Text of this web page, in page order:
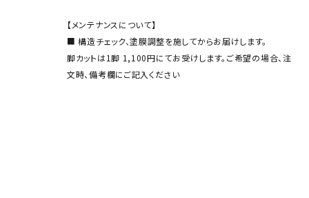
【メンテナンスについて】
■ 構造チェック、塗膜調整を施してからお届けします。
脚カットは1脚 1,100円にてお受けします。ご希望の場合、注
文時、備考欄にご記入ください